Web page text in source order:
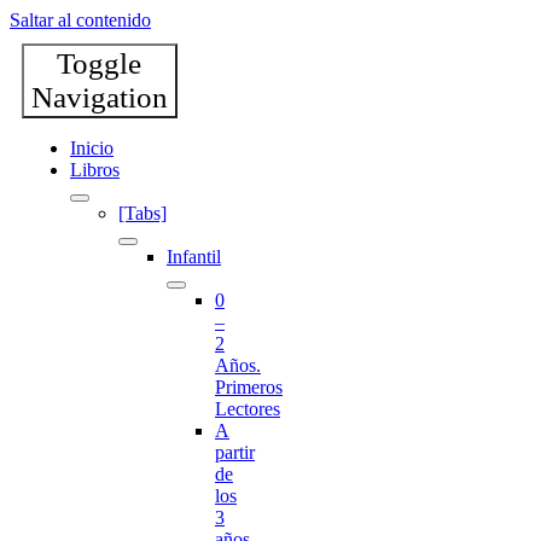
Saltar al contenido
Toggle
Navigation
Inicio
Libros
[Tabs]
Infantil
0
–
2
Años.
Primeros
Lectores
A
partir
de
los
3